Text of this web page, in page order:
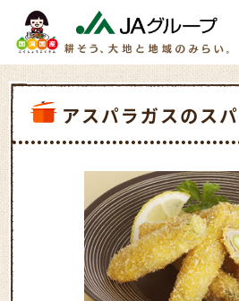
アスパラガスのス